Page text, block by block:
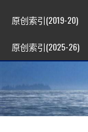
原创索引(2019-20)
原创索引(2025-26)